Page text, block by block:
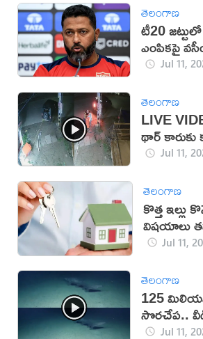
తెలంగాణ
టీ20
ఎంపికపై
Jul 11,
తెలంగాణ
LIVE
థార్ కారుకు
దోచేశారు
Jul 11,
తెలంగాణ
కొత్త ఇల్లు
విషయాలు
Jul 11,
తెలంగాణ
125
సొరచేప..
Jul 11,